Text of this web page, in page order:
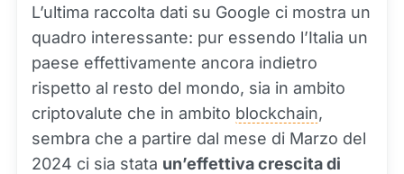
L’ultima raccolta dati su Google ci mostra un
quadro interessante: pur essendo l’Italia un
paese effettivamente ancora indietro
rispetto al resto del mondo, sia in ambito
criptovalute che in ambito blockchain,
sembra che a partire dal mese di Marzo del
2024 ci sia stata un’effettiva crescita di